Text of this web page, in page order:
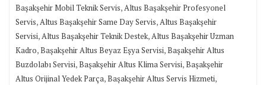
Başakşehir Mobil Teknik Servis,Altus Başakşehir Profesyonel
Servis,Altus Başakşehir Same Day Servis,Altus Başakşehir
Servisi,Altus Başakşehir Teknik Destek,Altus Başakşehir Uzman
Kadro,Başakşehir Altus Beyaz Eşya Servisi,Başakşehir Altus
Buzdolabı Servisi,Başakşehir Altus Klima Servisi,Başakşehir
Altus Orijinal Yedek Parça,Başakşehir Altus Servis Hizmeti,